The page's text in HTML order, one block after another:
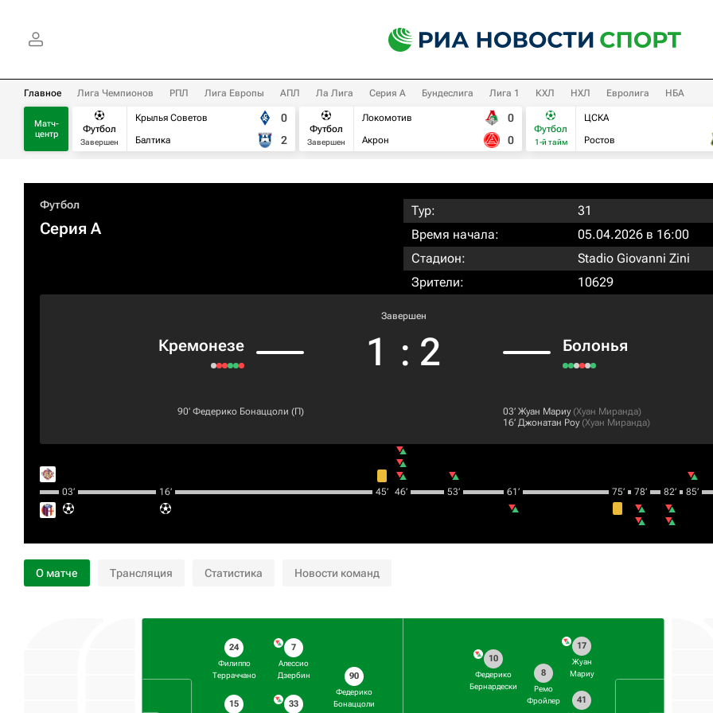
Главное Лига Чемпионов РПЛ Лига Европы АПЛ Ла Лига Серия А Бундеслига Лига 1 КХЛ НХЛ Евролига НБА
Матч-
центр
Футбол
Завершен
Крылья Советов
Балтика
0
2
Футбол
Завершен
Локомотив
Акрон
0
0
Футбол
1-й тайм
ЦСКА
Ростов
Футбол
Серия А
Тур:
31
Время начала:
05.04.2026 в 16:00
Стадион:
Stadio Giovanni Zini
Зрители:
10629
Кремонезе
Завершен
1 : 2 Болонья
90‎’‎ Федерико Бонаццоли (П) 03‎’‎ Жуан Мариу(Хуан Миранда)
16‎’‎ Джонатан Роу(Хуан Миранда)
03‎’‎ 16‎’‎ 45‎’‎ 46‎’‎ 53‎’‎ 61‎’‎ 75‎’‎ 78‎’‎ 82‎’‎ 85‎’‎
О матче Трансляция Статистика Новости команд
24
Филиппо
Терраччано
15
7
Алессио
Дзербин
33
90
Федерико
Бонаццоли
17
Жуан
Мариу
41
8
Ремо
Фройлер
10
Федерико
Бернардески